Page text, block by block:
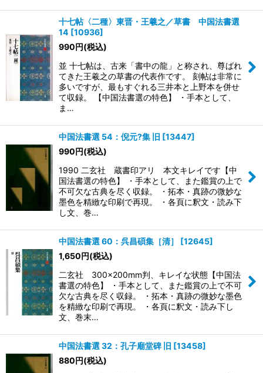
十七帖〈二種〉東晋・王羲之／草書 中国法書選
14 [10936]
990円(税込)
並 十七帖は、古来「書中の龍」と称され、尊ばれ
てきた王羲之の草書の代表作です。 刻帖は非常に
多いですが、最もすぐれる三井本と上野本を併せ
て収録。 【中国法書選の特色】 ・手本として、
ま…
中国法書選 54：倪元?集 旧 [13447]
990円(税込)
1990 二玄社 蔵書印アリ 本文キレイです【中
国法書選の特色】 ・手本として、また鑑賞の上で
不可欠な古典を尽く収録。 ・拓本・真跡の微妙な
墨色を精緻な印刷で再現。 ・各頁に釈文・読み下
し文、巻…
中国法書選 60：呉昌碩集［清］ [12645]
1,650円(税込)
二玄社 300×200mm判、キレイな状態【中国法
書選の特色】 ・手本として、また鑑賞の上で不可
欠な古典を尽く収録。 ・拓本・真跡の微妙な墨色
を精緻な印刷で再現。 ・各頁に釈文・読み下し
文、巻末…
中国法書選 32：孔子廟堂碑 旧 [13458]
880円(税込)